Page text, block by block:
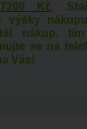
Kč.
výšky
nákup,
se na
Vás!